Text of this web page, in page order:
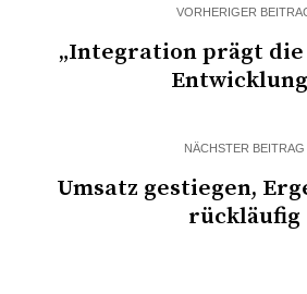
VORHERIGER
„Integration prägt
NÄCHSTER BEITRAG
Umsatz gestiegen,
rückläufig